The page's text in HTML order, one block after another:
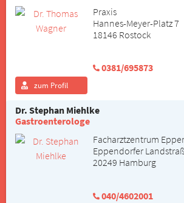
Praxis
Hannes-Meyer-Platz 7
18146 Rostock
0381/695873
zum Profil
Dr. Stephan Miehlke
Gastroenterologe
Facharztzentrum
Eppendorfer
20249 Hamburg
040/4602001